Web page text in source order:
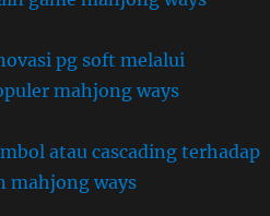
pg soft melalui
mahjong ways
atau cascading terhadap
mahjong ways